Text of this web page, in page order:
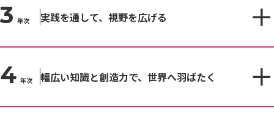
3 年次 実践を通して、視野を広げる
4 年次 幅広い知識と創造力で、世界へ羽ばたく